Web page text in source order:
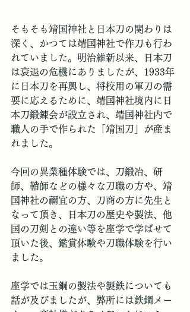
そもそも靖国神社と日本刀の関わりは
深く、かつては靖国神社で作刀も行わ
れていました。明治維新以来、日本刀
は衰退の危機にありましたが、1933年
に日本刀を再興し、将校用の軍刀の需
要に応えるために、靖国神社境内に日
本刀鍛錬会が設立され、靖国神社内で
職人の手で作られた「靖国刀」が産ま
れました。
今回の異業種体験では、刀鍛冶、研
師、鞘師などの様々な刀職の方や、靖
国神社の禰宜の方、刀商の方に先生と
なって頂き、日本刀の歴史や製法、他
国の刀剣との違い等を座学で学ばせて
頂いた後、鑑賞体験や刀職体験を行い
ました。
座学では玉鋼の製法や製鉄についても
話が及びましたが、弊所には鉄鋼メー